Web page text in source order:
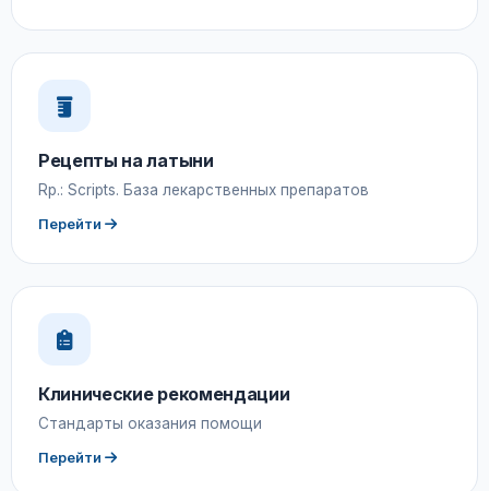
Рецепты на латыни
Rp.: Scripts. База лекарственных препаратов
Перейти
Клинические рекомендации
Стандарты оказания помощи
Перейти